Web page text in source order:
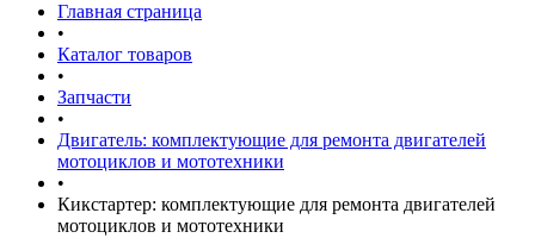
Главная страница
•
Каталог товаров
•
Запчасти
•
Двигатель: комплектующие для ремонта двигателей
мотоциклов и мототехники
•
Кикстартер: комплектующие для ремонта двигателей
мотоциклов и мототехники